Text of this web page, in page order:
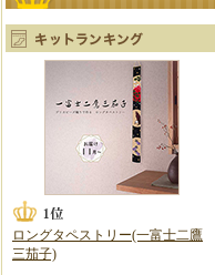
ロングタペストリー(一富士二鷹
三茄子)